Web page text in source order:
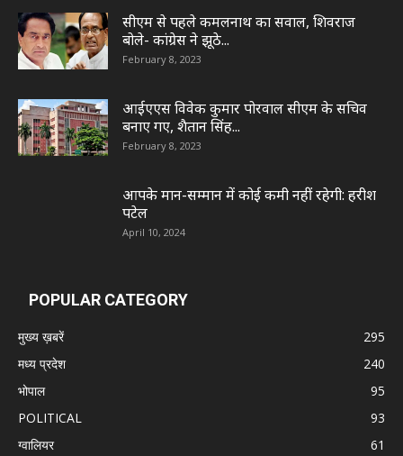
सीएम से पहले कमलनाथ का सवाल, शिवराज
बोले- कांग्रेस ने झूठे...
February 8, 2023
आईएएस विवेक कुमार पोरवाल सीएम के सचिव
बनाए गए, शैतान सिंह...
February 8, 2023
आपके मान-सम्मान में कोई कमी नहीं रहेगी: हरीश
पटेल
April 10, 2024
POPULAR CATEGORY
मुख्य ख़बरें
295
मध्य प्रदेश
240
भोपाल
95
POLITICAL
93
ग्वालियर
61